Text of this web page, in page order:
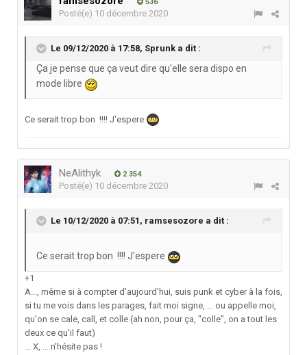
536
Posté(e) 10 décembre 2020
Le 09/12/2020 à 17:58, Sprunk a dit :
Ça je pense que ça veut dire qu'elle sera dispo en
mode libre
Ce serait trop bon !!!! J'espere
NeAlithyk 2 354
Posté(e) 10 décembre 2020
Le 10/12/2020 à 07:51, ramsesozore a dit :
Ce serait trop bon !!!! J'espere
+1
A..., même si à compter d'aujourd'hui, suis punk et cyber à la fois,
si tu me vois dans les parages, fait moi signe, ... ou appelle moi,
qu'on se cale, call, et colle (ah non, pour ça, "colle", on a tout les
deux ce qu'il faut)
... X, ... n'hésite pas !